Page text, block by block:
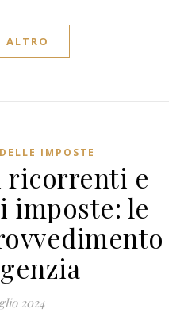
ALTRO
IMPOSTE
ricorrenti e
imposte: le
2024